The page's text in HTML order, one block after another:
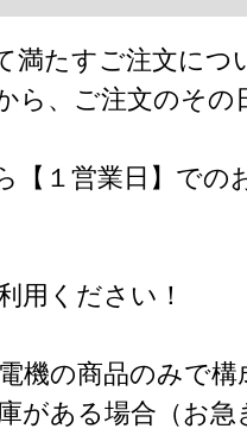
たすご注文につ
ら、ご注文のそ
【１営業日】での
用ください！
機の商品のみで構
がある場合（お急